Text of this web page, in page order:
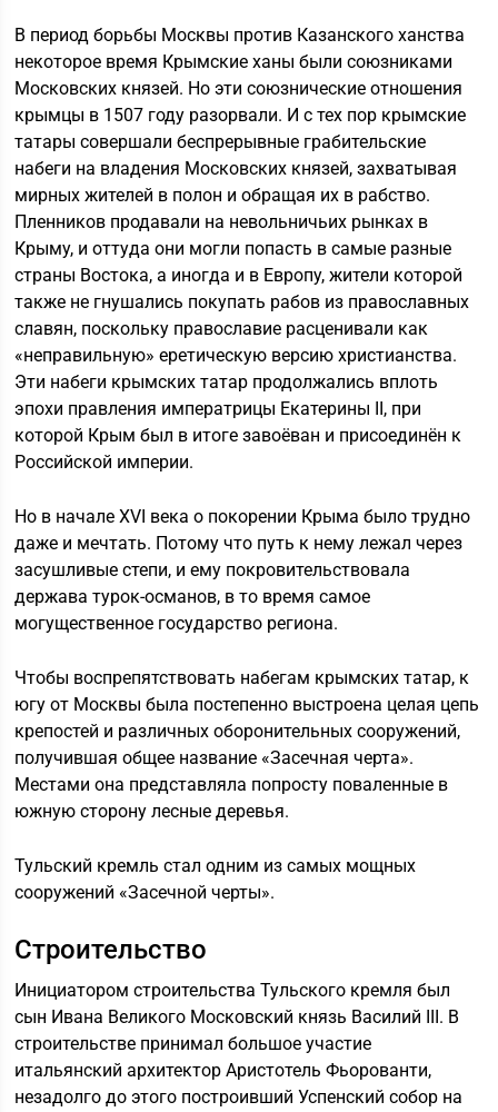
В период борьбы Москвы против Казанского ханства
некоторое время Крымские ханы были союзниками
Московских князей. Но эти союзнические отношения
крымцы в 1507 году разорвали. И с тех пор крымские
татары совершали беспрерывные грабительские
набеги на владения Московских князей, захватывая
мирных жителей в полон и обращая их в рабство.
Пленников продавали на невольничьих рынках в
Крыму, и оттуда они могли попасть в самые разные
страны Востока, а иногда и в Европу, жители которой
также не гнушались покупать рабов из православных
славян, поскольку православие расценивали как
«неправильную» еретическую версию христианства.
Эти набеги крымских татар продолжались вплоть
эпохи правления императрицы Екатерины II, при
которой Крым был в итоге завоёван и присоединён к
Российской империи.
Но в начале XVI века о покорении Крыма было трудно
даже и мечтать. Потому что путь к нему лежал через
засушливые степи, и ему покровительствовала
держава турок-османов, в то время самое
могущественное государство региона.
Чтобы воспрепятствовать набегам крымских татар, к
югу от Москвы была постепенно выстроена целая цепь
крепостей и различных оборонительных сооружений,
получившая общее название «Засечная черта».
Местами она представляла попросту поваленные в
южную сторону лесные деревья.
Тульский кремль стал одним из самых мощных
сооружений «Засечной черты».
Строительство
Инициатором строительства Тульского кремля был
сын Ивана Великого Московский князь Василий III. В
строительстве принимал большое участие
итальянский архитектор Аристотель Фьорованти,
незадолго до этого построивший Успенский собор на